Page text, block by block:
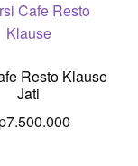
Resto Klause
Jati
7.500.000